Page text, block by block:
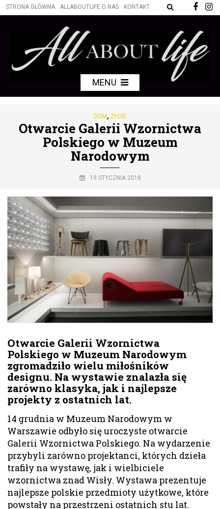
STRONA GŁÓWNA ALLABOUTLIFE O NAS KONTAKT
MENU
DOM , ŻYCIE
Otwarcie Galerii Wzornictwa
Polskiego w Muzeum
Narodowym
19 STYCZNIA 2018
Otwarcie Galerii Wzornictwa
Polskiego w Muzeum Narodowym
zgromadziło wielu miłośników
designu. Na wystawie znalazła się
zarówno klasyka, jak i najlepsze
projekty z ostatnich lat.
14 grudnia w Muzeum Narodowym w
Warszawie odbyło się uroczyste otwarcie
Galerii Wzornictwa Polskiego. Na wydarzenie
przybyli zarówno projektanci, których dzieła
trafiły na wystawę, jak i wielbiciele
wzornictwa znad Wisły. Wystawa prezentuje
najlepsze polskie przedmioty użytkowe, które
powstały na przestrzeni ostatnich stu lat.